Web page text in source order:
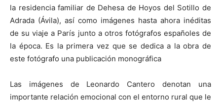
la residencia familiar de Dehesa de Hoyos del Sotillo de
Adrada (Ávila), así como imágenes hasta ahora inéditas
de su viaje a París junto a otros fotógrafos españoles de
la época. Es la primera vez que se dedica a la obra de
este fotógrafo una publicación monográfica
Las imágenes de Leonardo Cantero denotan una
importante relación emocional con el entorno rural que le